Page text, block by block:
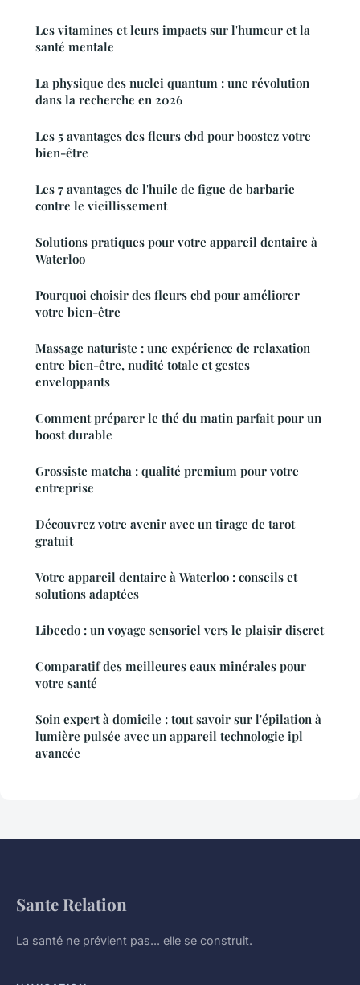
Les vitamines et leurs impacts sur l'humeur et la
santé mentale
La physique des nuclei quantum : une révolution
dans la recherche en 2026
Les 5 avantages des fleurs cbd pour boostez votre
bien-être
Les 7 avantages de l'huile de figue de barbarie
contre le vieillissement
Solutions pratiques pour votre appareil dentaire à
Waterloo
Pourquoi choisir des fleurs cbd pour améliorer
votre bien-être
Massage naturiste : une expérience de relaxation
entre bien-être, nudité totale et gestes
enveloppants
Comment préparer le thé du matin parfait pour un
boost durable
Grossiste matcha : qualité premium pour votre
entreprise
Découvrez votre avenir avec un tirage de tarot
gratuit
Votre appareil dentaire à Waterloo : conseils et
solutions adaptées
Libeedo : un voyage sensoriel vers le plaisir discret
Comparatif des meilleures eaux minérales pour
votre santé
Soin expert à domicile : tout savoir sur l'épilation à
lumière pulsée avec un appareil technologie ipl
avancée
Sante Relation
La santé ne prévient pas... elle se construit.